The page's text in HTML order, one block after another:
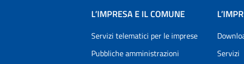
L’IMPRESA E IL COMUNE
Servizi telematici per le imprese
Pubbliche amministrazioni
Servizi